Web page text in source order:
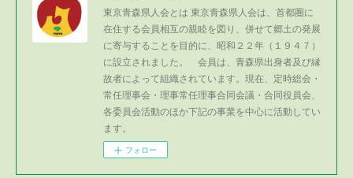
東京青森県人会とは 東京青森県人会は、首都圏に
在住する会員相互の親睦を図り、併せて郷土の発展
に寄与することを目的に、昭和２２年（１９４７）
に設立されました。 会員は、青森県出身者及び縁
故者によって組織されています。現在、定時総会・
常任理事会・理事常任理事合同会議・合同役員会、
各委員会活動のほか下記の事業を中心に活動してい
ます。
フォロー